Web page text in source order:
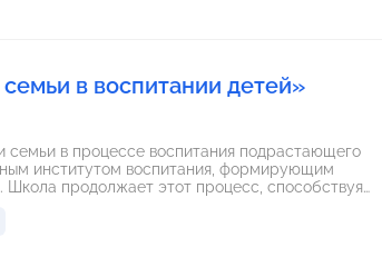
в воспитании детей»
семьи в процессе воспитания подрастающего
институтом воспитания, формирующим
Школа продолжает этот процесс, способствуя
консультациям, совместным